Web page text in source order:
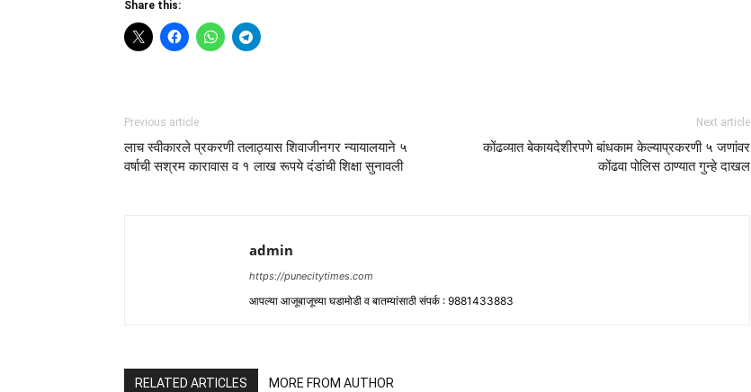
Share this:
Previous article
लाच स्वीकारले प्रकरणी तलाठ्यास शिवाजीनगर न्यायालयाने ५
वर्षाची सश्रम कारावास व १ लाख रूपये दंडांची शिक्षा सुनावली
Next article
कोंढव्यात बेकायदेशीरपणे बांधकाम केल्याप्रकरणी ५ जणांवर
कोंढवा पोलिस ठाण्यात गुन्हे दाखल
admin
https://punecitytimes.com
आपल्या आजूबाजूच्या घडामोडी व बातम्यांसाठी संपर्क : 9881433883
RELATED ARTICLES MORE FROM AUTHOR